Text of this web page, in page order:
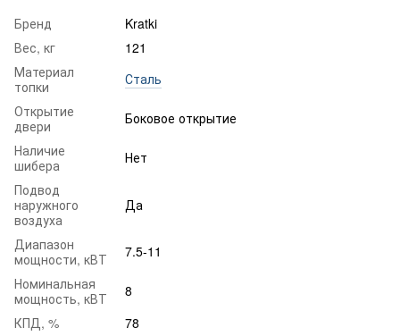
Бренд
Kratki
Вес, кг
121
Материал
топки
Сталь
Открытие
двери
Боковое открытие
Наличие
шибера
Нет
Подвод
наружного
воздуха
Да
Диапазон
мощности, кВТ
7.5-11
Номинальная
мощность, кВТ
8
КПД, %
78